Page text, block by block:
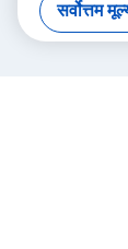
धातु फ्लोट शू
सर्वोत्तम